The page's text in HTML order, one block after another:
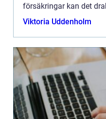
försäkringar kan det
De allra flesta
Viktoria Uddenholm